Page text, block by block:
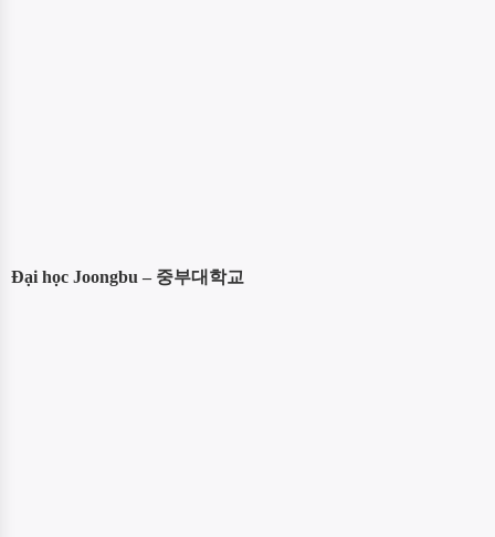
Đại học Joongbu – 중부대학교